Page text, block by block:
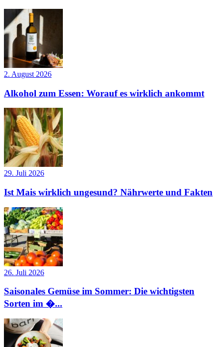
2. August 2026
Alkohol zum Essen: Worauf es wirklich ankommt
29. Juli 2026
Ist Mais wirklich ungesund? Nährwerte und Fakten
26. Juli 2026
Saisonales Gemüse im Sommer: Die wichtigsten
Sorten im �...